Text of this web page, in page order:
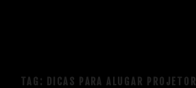
TAG: DICAS PARA ALUGAR PROJETOR